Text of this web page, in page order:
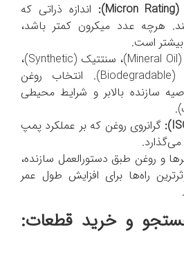
(
Micron Rating
): اندازه ذراتی که
هرچه عدد میکرون کمتر باشد،
است.
معدنی (Mineral Oil)، سنتتیک (Synthetic)،
زیست‌تخریب‌پذیر (Biodegradable). انتخاب روغن
سازنده بالابر و شرایط محیطی
): گرانروی روغن که بر عملکرد پمپ
و روغن طبق دستورالعمل سازنده،
راه‌ها برای افزایش طول عمر
و خرید قطعات: